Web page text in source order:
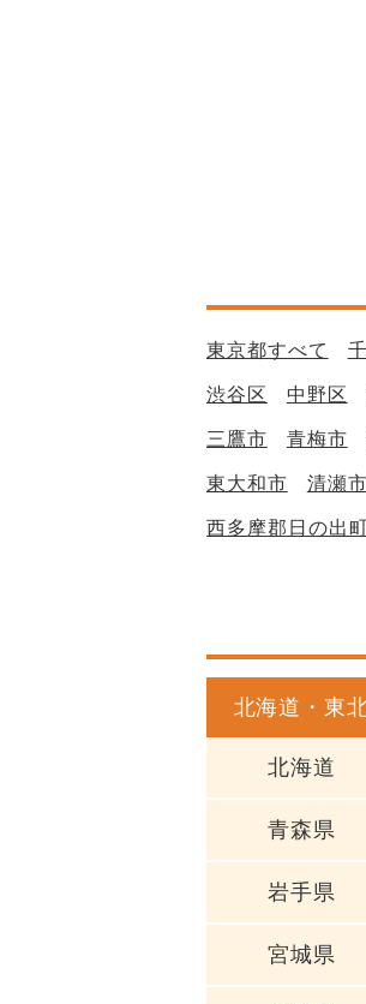
東京都すべて
渋谷区 中野区
三鷹市 青梅市
東大和市 清瀬市
西多摩郡日の出
北海道・東
北海道
青森県
岩手県
宮城県